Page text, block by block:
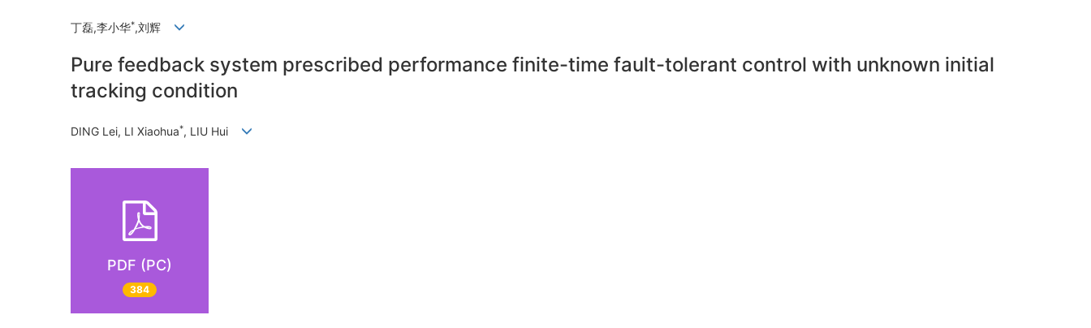
丁磊,李小华*,刘辉
Pure feedback system prescribed performance finite-time fault-tolerant control with unknown initial
tracking condition
DING Lei, LI Xiaohua*, LIU Hui
PDF (PC)
384